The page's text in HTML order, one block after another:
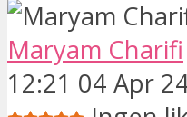
Maryam Charifi
12:21 04 Apr